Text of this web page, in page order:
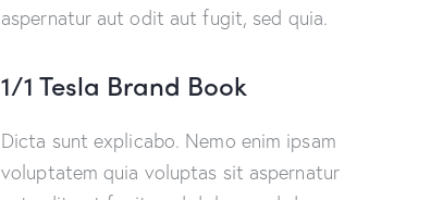
aspernatur aut odit aut fugit, sed quia.
1/1 Tesla Brand Book
Dicta sunt explicabo. Nemo enim ipsam
voluptatem quia voluptas sit aspernatur